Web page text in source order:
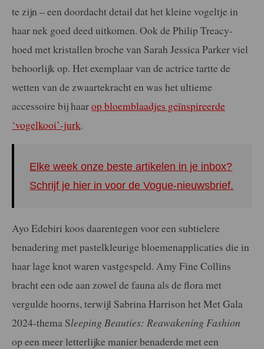
te zijn – een doordacht detail dat het kleine vogeltje in
haar nek goed deed uitkomen. Ook de Philip Treacy-
hoed met kristallen broche van Sarah Jessica Parker viel
behoorlijk op. Het exemplaar van de actrice tartte de
wetten van de zwaartekracht en was het ultieme
accessoire bij haarop bloemblaadjes geïnspireerde
‘vogelkooi’-jurk.
Elke week onze beste artikelen in je inbox?
Schrijf je hier in voor de Vogue-nieuwsbrief.
Ayo Edebiri koos daarentegen voor een subtielere
benadering met pastelkleurige bloemenapplicaties die in
haar lage knot waren vastgespeld. Amy Fine Collins
bracht een ode aan zowel de fauna als de flora met
vergulde hoorns, terwijl Sabrina Harrison het Met Gala
2024-thema Sleeping Beauties: Reawakening Fashion
op een meer letterlijke manier benaderde met een